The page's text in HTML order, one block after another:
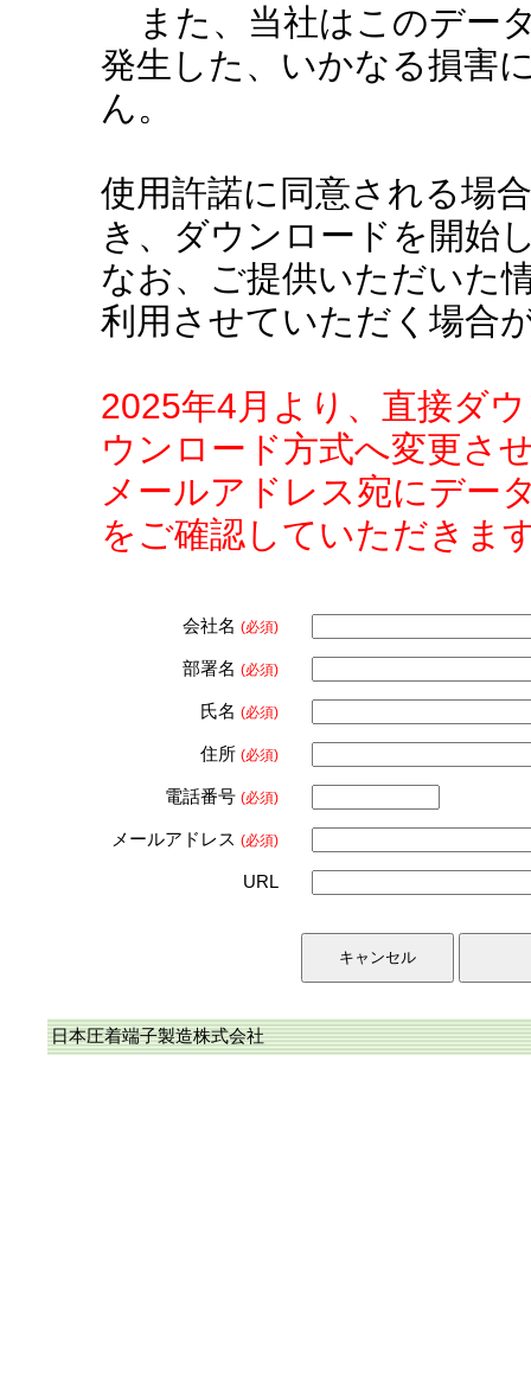
また、当社はこのデー
発生した、いかなる損害
ん。
使用許諾に同意される場
き、ダウンロードを開始
なお、ご提供いただいた
利用させていただく場合
2025年4月より、直接ダ
ウンロード方式へ変更さ
メールアドレス宛にデー
をご確認していただきま
会社名 (必須)
部署名 (必須)
氏名 (必須)
住所 (必須)
電話番号 (必須)
メールアドレス (必須)
URL
日本圧着端子製造株式会社